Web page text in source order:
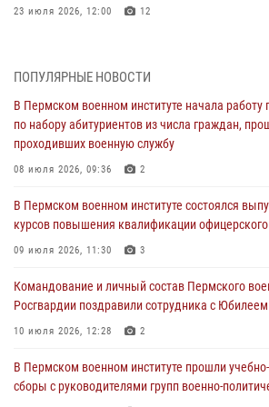
23 июля 2026, 12:00 12
Федерации проводится выставка, посвящённая
правопорядка
10 июля 2026, 14:30 8
Командование и личный состав Пермского
10 июля 2026, 12:28 2
В Пермском военном институте состоялся
09 июля 2026, 11:30 3
В Пермском военном институте начала работу
проходивших военную службу
08 июля 2026, 09:36 2
ПОПУЛЯРНЫЕ НОВОСТИ
В Пермском военном институте начала работу
по набору абитуриентов из числа граждан,
проходивших военную службу
08 июля 2026, 09:36 2
В Пермском военном институте состоялся
курсов повышения квалификации офицерского
09 июля 2026, 11:30 3
Командование и личный состав Пермского
Росгвардии поздравили сотрудника с Юбилеем
10 июля 2026, 12:28 2
В Пермском военном институте прошли
сборы с руководителями групп военно-